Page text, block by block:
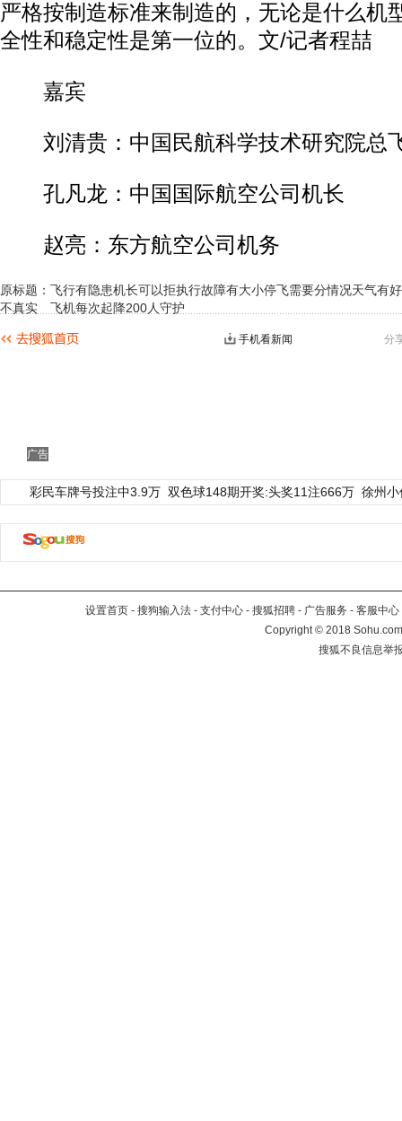
严格按制造标准来制造的，无论是什么机
全性和稳定性是第一位的。文/记者程喆
嘉宾
刘清贵：中国民航科学技术研究院总
孔凡龙：中国国际航空公司机长
赵亮：东方航空公司机务
原标题：飞行有隐患机长可以拒执行故障有大小停飞需要分情况天气有
不真实 飞机每次起降200人守护
分
手机看新闻
广告
彩民车牌号投注中3.9万 双色球148期开奖:头奖11注666万 徐州
设置首页 - 搜狗输入法 - 支付中心 - 搜狐招聘 - 广告服务 - 客服中心
Copyright©2018
搜狐不良信息举